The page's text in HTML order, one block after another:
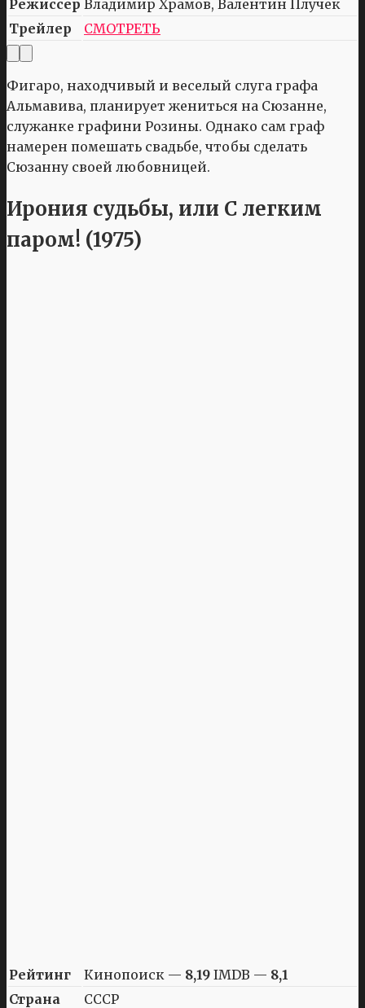
Режиссер Владимир Храмов, Валентин Плучек
Трейлер
СМОТРЕТЬ
Фигаро, находчивый и веселый слуга графа
Альмавива, планирует жениться на Сюзанне,
служанке графини Розины. Однако сам граф
намерен помешать свадьбе, чтобы сделать
Сюзанну своей любовницей.
Ирония судьбы, или С легким
паром! (1975)
Рейтинг Кинопоиск — 8,19 IMDB — 8,1
Страна
СССР